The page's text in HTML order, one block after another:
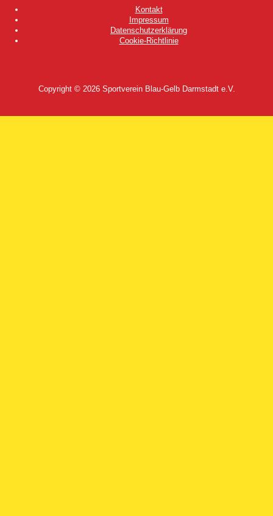
Kontakt
Impressum
Datenschutzerklärung
Cookie-Richtlinie
Copyright © 2026 Sportverein Blau-Gelb Darmstadt e.V.